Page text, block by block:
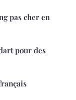
pas cher en
pour des